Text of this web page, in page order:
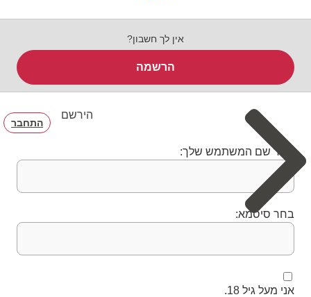
אין לך חשבון?
הרשמה
הירשם
התחבר
בחר שם המשתמש שלך:
בחר סיסמא:
אני מעל גיל 18.